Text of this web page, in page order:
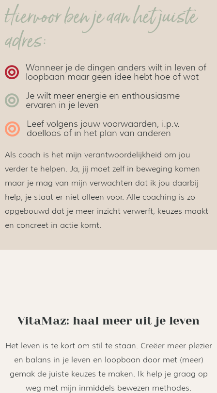
Hiervoor ben je aan het juiste
adres:
Wanneer je de dingen anders wilt in leven of
loopbaan maar geen idee hebt hoe of wat
Je wilt meer energie en enthousiasme
ervaren in je leven
Leef volgens jouw voorwaarden, i.p.v.
doelloos of in het plan van anderen
Als coach is het mijn verantwoordelijkheid om jou
verder te helpen. Ja, jij moet zelf in beweging komen
maar je mag van mijn verwachten dat ik jou daarbij
help, je staat er niet alleen voor. Alle coaching is zo
opgebouwd dat je meer inzicht verwerft, keuzes maakt
en concreet in actie komt.
VitaMaz: haal meer uit je leven
Het leven is te kort om stil te staan. Creëer meer plezier
en balans in je leven en loopbaan door met (meer)
gemak de juiste keuzes te maken. Ik help je graag op
weg met mijn inmiddels bewezen methodes.